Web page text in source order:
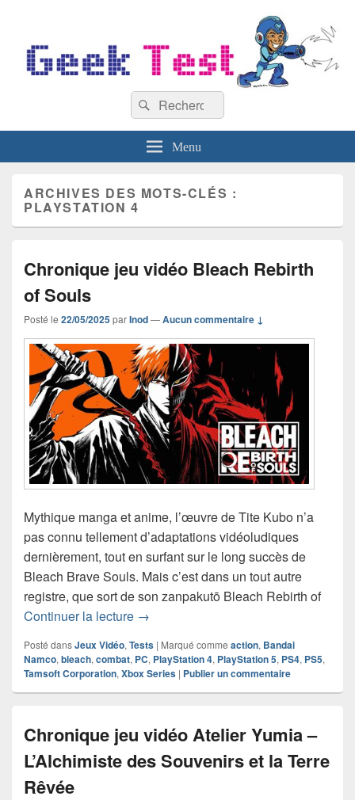
Recherche :
Rechercher
Menu
ARCHIVES DES MOTS-CLÉS :
PLAYSTATION 4
Chronique jeu vidéo Bleach Rebirth
of Souls
Posté le 22/05/2025parInod—Aucun commentaire ↓
Mythique manga et anime, l’œuvre de Tite Kubo n’a
pas connu tellement d’adaptations vidéoludiques
dernièrement, tout en surfant sur le long succès de
Bleach Brave Souls. Mais c’est dans un tout autre
registre, que sort de son zanpakutō Bleach Rebirth of
Continuer la lecture Chronique jeu vidéo Bleach Rebirth
→
Posté dansJeux Vidéo, Tests | Marqué comme action, Bandai
Namco, bleach, combat, PC, PlayStation 4, PlayStation 5, PS4, PS5,
Tamsoft Corporation, Xbox Series | Publier un commentaire
Chronique jeu vidéo Atelier Yumia –
L’Alchimiste des Souvenirs et la Terre
Rêvée